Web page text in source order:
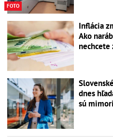
FOTO
Inflácia
Ako
nechcete
dnes
sú